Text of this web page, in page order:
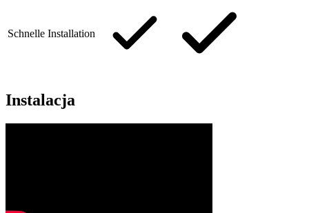
Schnelle Installation
Instalacja